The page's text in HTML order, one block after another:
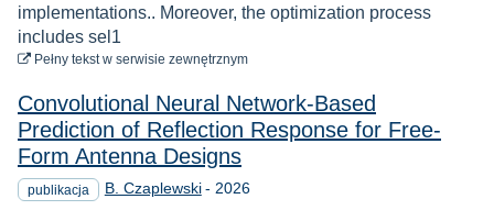
implementations.. Moreover, the optimization process
includes sel1
Pełny tekstdo pobrania
w serwisie zewnętrznym
Convolutional Neural Network-Based
Prediction of Reflection Response for Free-
Form Antenna Designs
publikacja B. Czaplewski - Rok
2026